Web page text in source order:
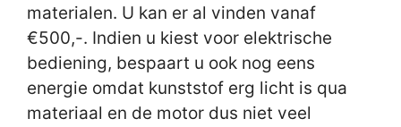
materialen. U kan er al vinden vanaf
€500,-. Indien u kiest voor elektrische
bediening, bespaart u ook nog eens
energie omdat kunststof erg licht is qua
materiaal en de motor dus niet veel